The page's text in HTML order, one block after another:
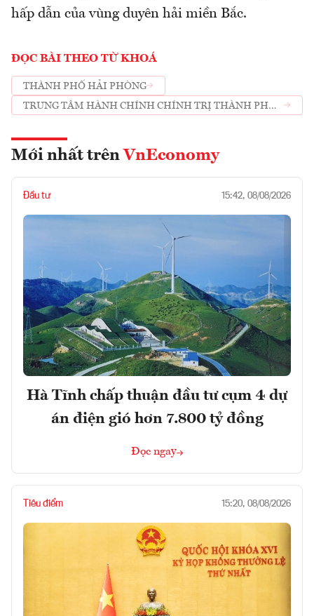
hấp dẫn của vùng duyên hải miền Bắc.
ĐỌC BÀI THEO TỪ KHOÁ
THÀNH PHỐ HẢI PHÒNG
TRUNG TÂM HÀNH CHÍNH CHÍNH TRỊ THÀNH PHỐ
Mới nhất trên VnEconomy
Đầu tư 15:42, 08/08/2026
Hà Tĩnh chấp thuận đầu tư cụm 4 dự
án điện gió hơn 7.800 tỷ đồng
Đọc ngay
Tiêu điểm 15:20, 08/08/2026